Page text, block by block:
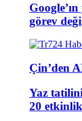
görev
Çin’den
Yaz
20 etkinlik